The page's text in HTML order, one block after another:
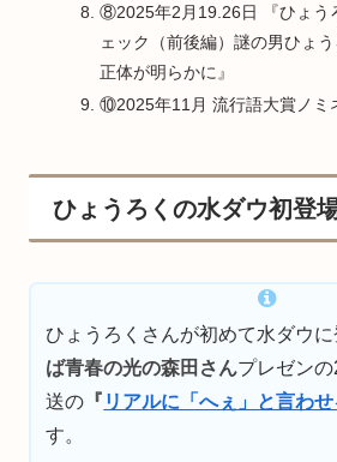
⑧2025年2月19.26日 『ひょう
ェック（前後編）謎の男ひょ
正体が明らかに』
⑩2025年11月 流行語大賞ノミ
ひょうろくの水ダウ初登
ひょうろくさんが初めて水ダウ
ば青春の光の森田さんプレゼン
送の 『 リアルに「へぇ」と言わ
す。